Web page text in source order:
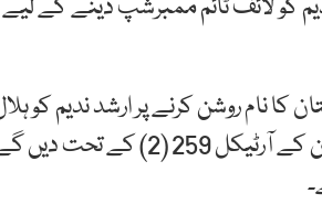
کو لائف ٹائم ممبرشپ دینے کے لیے
روشن کرنے پر ارشد ندیم کو
امتیاز دینے کی ہدایت دے دی۔صدر آصف زرداری ارشد ندیم کو سول ایوارڈ آئین کے آرٹیکل 259 (2) کے